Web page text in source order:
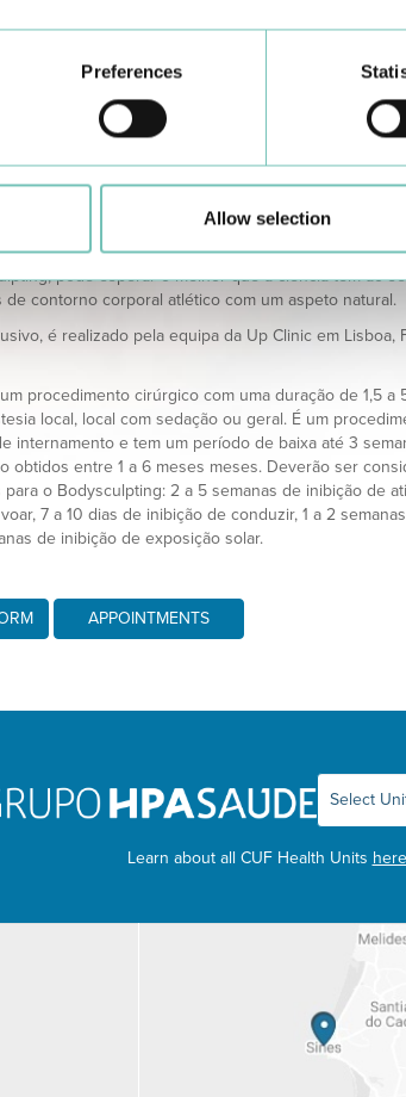
Preferences
Allow selection
– A pele é preparada através de protocolos de
manual técnica Up Clinic
(são utilizados 2 equipamentos especiais em
a resposta dos tecidos.
técnica e tecnológica, criou-se então o
pode esperar o melhor que a ciência tem ao
contorno corporal atlético com um aspeto natural.
é realizado pela equipa da Up Clinic em Lisboa,
procedimento cirúrgico com uma duração de 1,5 a
local, local com sedação ou geral. É um
internamento e tem um período de baixa até 3
obtidos entre 1 a 6 meses meses. Deverão ser
o Bodysculpting: 2 a 5 semanas de inibição de
7 a 10 dias de inibição de conduzir, 1 a 2
de inibição de exposição solar.
APPOINTMENTS
Learn about all CUF Health Units here